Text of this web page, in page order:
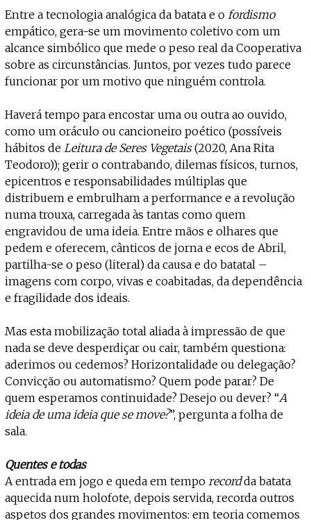
Entre a tecnologia analógica da batata e o fordismo
empático, gera-se um movimento coletivo com um
alcance simbólico que mede o peso real da Cooperativa
sobre as circunstâncias. Juntos, por vezes tudo parece
funcionar por um motivo que ninguém controla.
Haverá tempo para encostar uma ou outra ao ouvido,
como um oráculo ou cancioneiro poético (possíveis
hábitos de Leitura de Seres Vegetais(2020, Ana Rita
Teodoro)); gerir o contrabando, dilemas físicos, turnos,
epicentros e responsabilidades múltiplas que
distribuem e embrulham a performance e a revolução
numa trouxa, carregada às tantas como quem
engravidou de uma ideia. Entre mãos e olhares que
pedem e oferecem, cânticos de jorna e ecos de Abril,
partilha-se o peso (literal) da causa e do batatal –
imagens com corpo, vivas e coabitadas, da dependência
e fragilidade dos ideais.
Mas esta mobilização total aliada à impressão de que
nada se deve desperdiçar ou cair, também questiona:
aderimos ou cedemos? Horizontalidade ou delegação?
Convicção ou automatismo? Quem pode parar? De
quem esperamos continuidade? Desejo ou dever? “A
ideia de uma ideia que se move?”, pergunta a folha de
sala.
Quentes e todas
A entrada em jogo e queda em tempo recordda batata
aquecida num holofote, depois servida, recorda outros
aspetos dos grandes movimentos: em teoria comemos